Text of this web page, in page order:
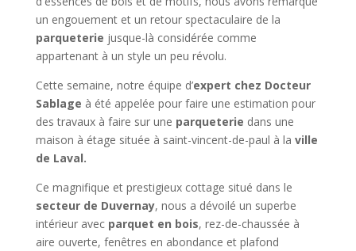
un engouement et un retour spectaculaire de la
parqueterie jusque-là considérée comme
appartenant à un style un peu révolu.
Cette semaine, notre équipe d’expert chez Docteur
Sablage à été appelée pour faire une estimation pour
des travaux à faire sur une parqueterie dans une
maison à étage située à saint-vincent-de-paul à la ville
de Laval.
Ce magnifique et prestigieux cottage situé dans le
secteur de Duvernay, nous a dévoilé un superbe
intérieur avec parquet en bois, rez-de-chaussée à
aire ouverte, fenêtres en abondance et plafond